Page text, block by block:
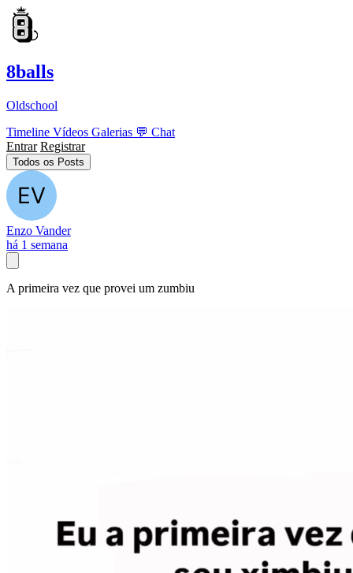
8balls
Oldschool
Timeline Vídeos Galerias 💬 Chat
Entrar Registrar
Todos os Posts
Enzo Vander
há 1 semana
A primeira vez que provei um zumbiu